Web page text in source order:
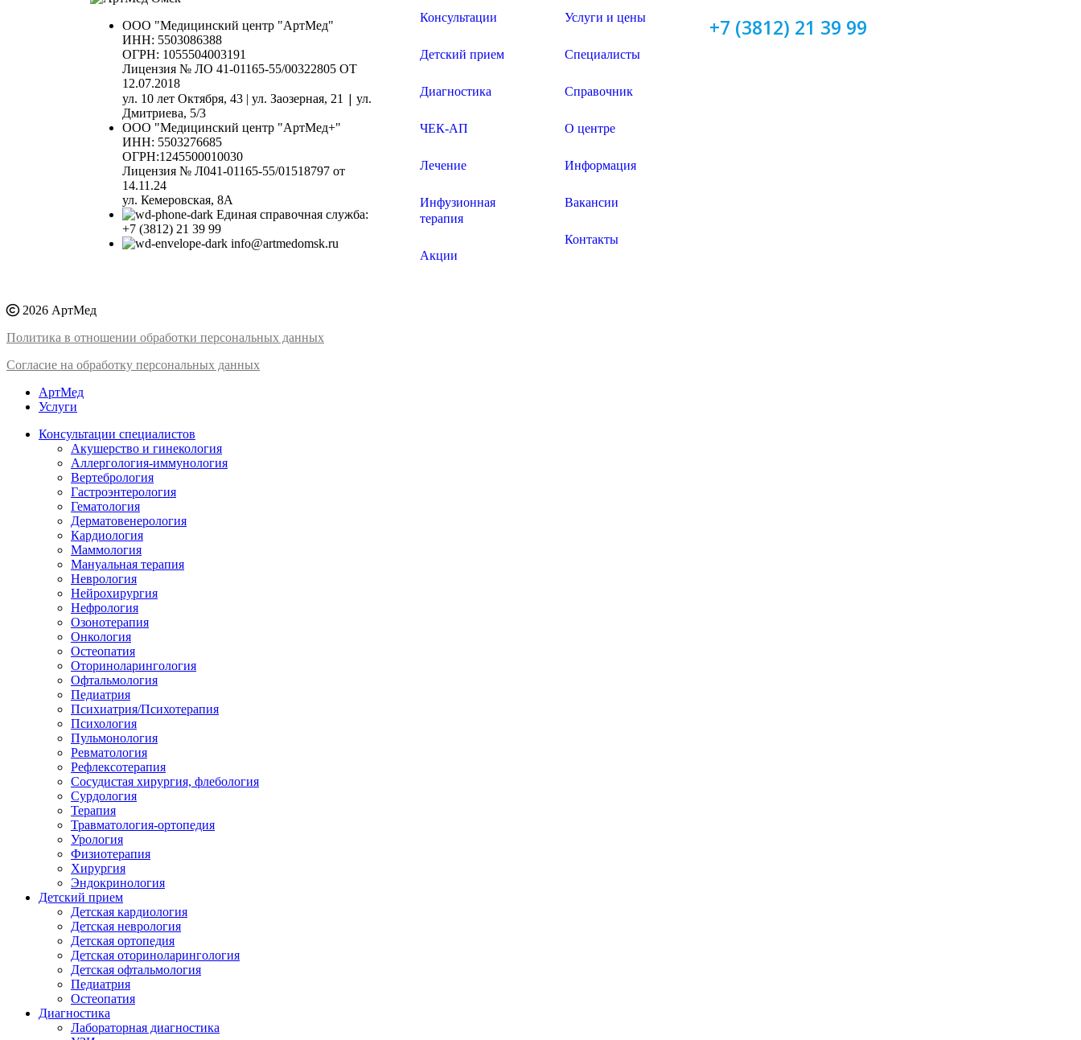
ООО "Медицинский центр "АртМед"
ИНН: 5503086388
ОГРН: 1055504003191
Лицензия № ЛО 41-01165-55/00322805 ОТ
12.07.2018
ул. 10 лет Октября, 43 | ул. Заозерная, 21 | ул.
Дмитриева, 5/3
ООО "Медицинский центр "АртМед+"
ИНН: 5503276685
ОГРН:1245500010030
Лицензия № Л041-01165-55/01518797 от
14.11.24
ул. Кемеровская, 8А
Единая справочная служба:
+7 (3812) 21 39 99
info@artmedomsk.ru
Консультации
Детский прием
Диагностика
ЧЕК-АП
Лечение
Инфузионная
терапия
Акции
Услуги и цены
Специалисты
Справочник
О центре
Информация
Вакансии
Контакты
+7 (3812) 21 39 99
2026 АртМед
Политика в отношении обработки персональных данных
Согласие на обработку персональных данных
АртМед
Услуги
Консультации специалистов
Акушерство и гинекология
Аллергология-иммунология
Вертебрология
Гастроэнтерология
Гематология
Дерматовенерология
Кардиология
Маммология
Мануальная терапия
Неврология
Нейрохирургия
Нефрология
Озонотерапия
Онкология
Остеопатия
Оториноларингология
Офтальмология
Педиатрия
Психиатрия/Психотерапия
Психология
Пульмонология
Ревматология
Рефлексотерапия
Сосудистая хирургия, флебология
Сурдология
Терапия
Травматология-ортопедия
Урология
Физиотерапия
Хирургия
Эндокринология
Детский прием
Детская кардиология
Детская неврология
Детская ортопедия
Детская оториноларингология
Детская офтальмология
Педиатрия
Остеопатия
Диагностика
Лабораторная диагностика